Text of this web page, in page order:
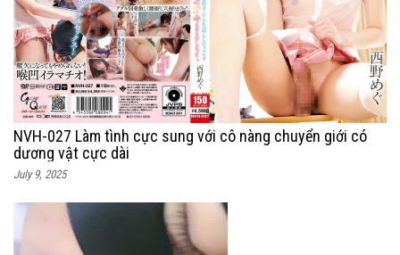
NVH-027 Làm tình cực sung với cô nàng chuyển giới có
dương vật cực dài
July 9, 2025